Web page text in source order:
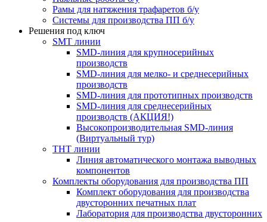
Рамы для натяжения трафаретов б/у
Системы для производства ПП б/у
Решения под ключ
SMT линии
SMD-линия для крупносерийных
производств
SMD-линия для мелко- и среднесерийных
производств
SMD-линия для прототипных производств
SMD-линия для среднесерийных
производств (АКЦИЯ!)
Высокопроизводительная SMD-линия
(Виртуальный тур)
THT линии
Линия автоматического монтажа выводных
компонентов
Комплекты оборудования для производства ПП
Комплект оборудования для производства
двусторонних печатных плат
Лаборатория для производства двусторонних